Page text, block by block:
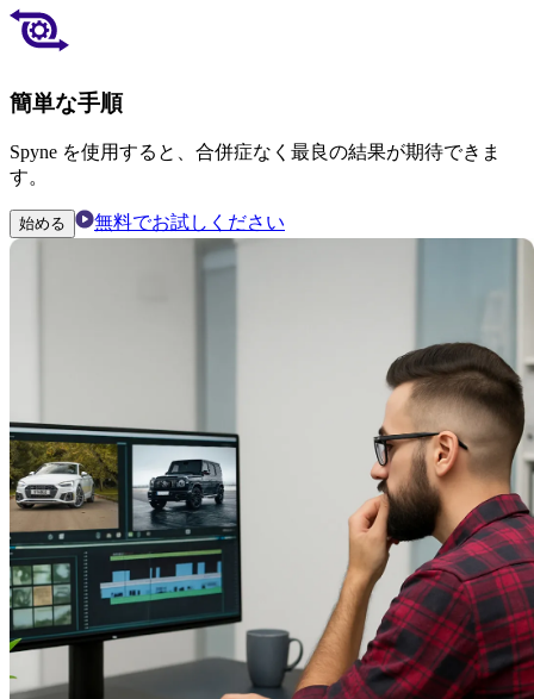
簡単な手順
Spyne を使用すると、合併症なく最良の結果が期待できま
す。
始める 無料でお試しください